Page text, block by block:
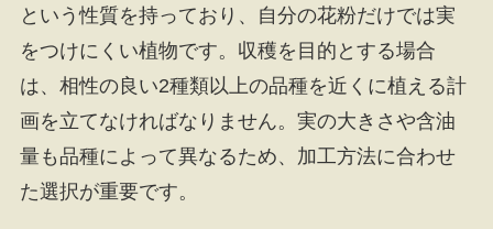
という性質を持っており、自分の花粉だけでは実
をつけにくい植物です。収穫を目的とする場合
は、相性の良い2種類以上の品種を近くに植える計
画を立てなければなりません。実の大きさや含油
量も品種によって異なるため、加工方法に合わせ
た選択が重要です。